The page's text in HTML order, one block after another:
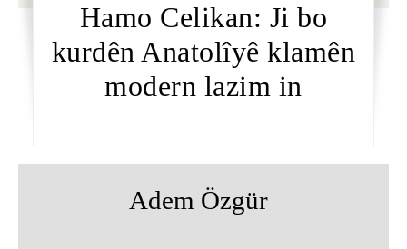
Hamo Celikan: Ji bo
kurdên Anatolîyê klamên
modern lazim in
Adem Özgür